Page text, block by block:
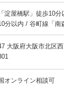
淀屋橋駅」徒歩10
分以内 / 谷町線「南
大阪府大阪市北区
オンライン相談可